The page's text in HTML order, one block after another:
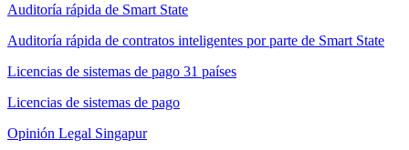
Auditoría rápida de Smart State
Auditoría rápida de contratos inteligentes por parte de Smart State
Licencias de sistemas de pago 31 países
Licencias de sistemas de pago
Opinión Legal Singapur